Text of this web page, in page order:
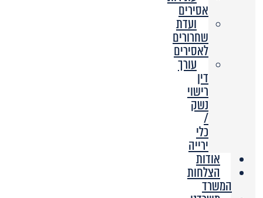
אסירים
ועדת
שחרורים
לאסירים
עורך
דין
רישוי
נשק
/
כלי
ירייה
אודות
הצלחות
המשרד